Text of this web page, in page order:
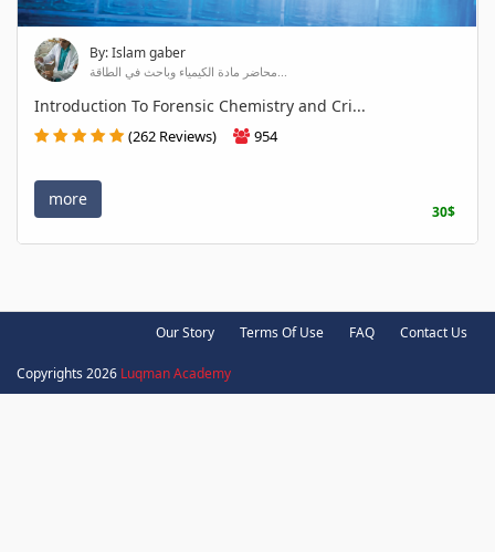
By: Islam gaber
محاضر مادة الكيمياء وباحث في الطاقة...
Introduction To Forensic Chemistry and Cri...
(262 Reviews) 954
more
30$
Our Story Terms Of Use FAQ Contact Us
Copyrights 2026 Luqman Academy